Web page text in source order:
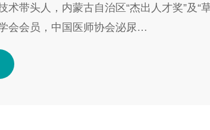
带头人，内蒙古自治区“杰出人才奖”及“
会会员，中国医师协会泌尿…